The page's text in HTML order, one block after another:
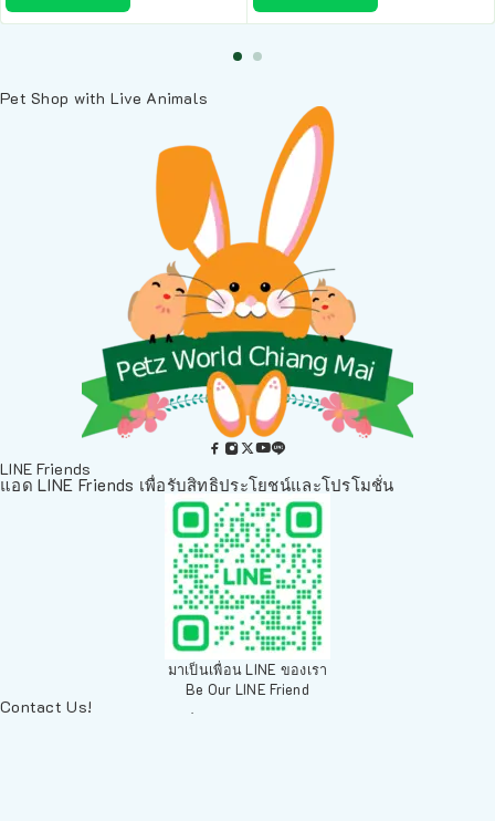
Pet Shop with Live Animals
LINE Friends
แอด LINE Friends เพื่อรับสิทธิประโยชน์และโปรโมชั่น
มาเป็นเพื่อน LINE ของเรา
Be Our LINE Friend
Contact Us!